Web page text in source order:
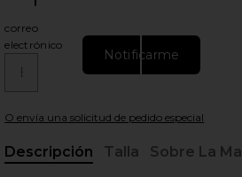
correo
electrónico
Notificarme
O envía una solicitud de pedido especial
Descripción
Talla Sobre La